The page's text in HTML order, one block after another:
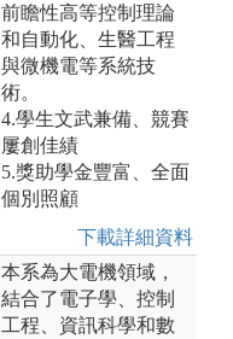
前瞻性高等控制理論
和自動化、生醫工程
與微機電等系統技
術。
4.學生文武兼備、競賽
屢創佳績
5.獎助學金豐富、全面
個別照顧
下載詳細資料
本系為大電機領域，
結合了電子學、控制
工程、資訊科學和數